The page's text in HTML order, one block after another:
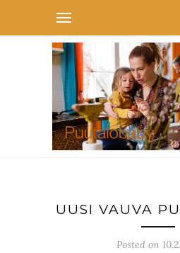
UUSI VAUVA
Posted on